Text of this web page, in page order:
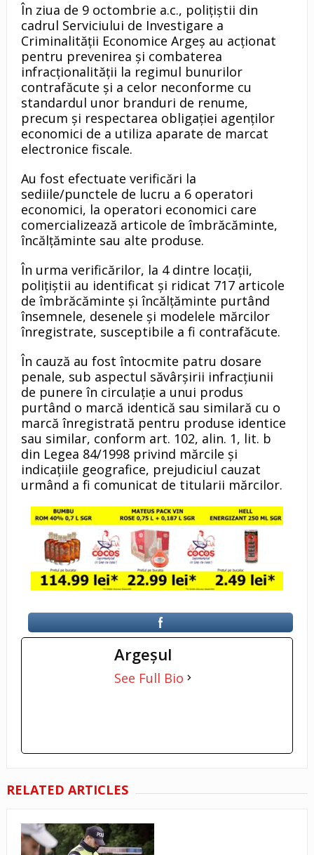
În ziua de 9 octombrie a.c., polițiștii din
cadrul Serviciului de Investigare a
Criminalității Economice Argeș au acționat
pentru prevenirea și combaterea
infracționalității la regimul bunurilor
contrafăcute și a celor neconforme cu
standardul unor branduri de renume,
precum și respectarea obligației agenților
economici de a utiliza aparate de marcat
electronice fiscale.
Au fost efectuate verificări la
sediile/punctele de lucru a 6 operatori
economici, la operatori economici care
comercializează articole de îmbrăcăminte,
încălțăminte sau alte produse.
În urma verificărilor, la 4 dintre locații,
polițiștii au identificat și ridicat 717 articole
de îmbrăcăminte și încălțăminte purtând
însemnele, desenele și modelele mărcilor
înregistrate, susceptibile a fi contrafăcute.
În cauză au fost întocmite patru dosare
penale, sub aspectul săvârșirii infracțiunii
de punere în circulație a unui produs
purtând o marcă identică sau similară cu o
marcă înregistrată pentru produse identice
sau similar, conform art. 102, alin. 1, lit. b
din Legea 84/1998 privind mărcile și
indicațiile geografice, prejudiciul cauzat
urmând a fi comunicat de titularii mărcilor.
Argeşul
See Full Bio
RELATED ARTICLES